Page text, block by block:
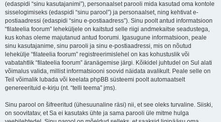
(edaspidi “sinu kasutajanimi”), personaalset parooli mida kasutad oma kontole
sisselogimiseks (edaspidi “sinu parool”) ja personaalset, ning kehtivat e-
postiaadressi (edaspidi “sinu e-postiaadress”). Sinu poolt antud informatsioon
“filateelia foorum” leheküljele on kaitstud selle riigi andmekaitse seadustega,
kus kohas oleme majutanud antud foorumi. Igasugune informatsioon, peale
sinu kasutajanime, sinu parooli ja sinu e-postiaadressi, mis on nõutud
lehekülje “filateelia foorum” registreerimislehel on kas kohustuslik või
vabatahtlik “filateelia foorum” äranägemise järgi. Kõikidel juhtudel on Sul alati
võimalus valida, millist informatsiooni soovid näidata avalikult. Peale selle on
Teil võimalik lubada või keelata phpBB süsteemi poolt automaatselt
genereerituid e-kirju (nt. “telli teema” jms).
Sinu parool on šifreeritud (ühesuunaline räsi) nii, et see oleks turvaline. Siiski,
on soovitatav, et Sa ei kasutaks ühte ja sama parooli üle mitme hulga